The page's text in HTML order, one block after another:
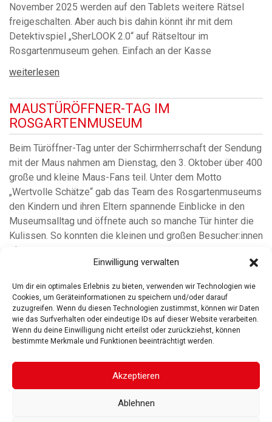
Einwilligung verwalten
Um dir ein optimales Erlebnis zu bieten, verwenden wir Technologien wie
Cookies, um Geräteinformationen zu speichern und/oder darauf
zuzugreifen. Wenn du diesen Technologien zustimmst, können wir Daten
wie das Surfverhalten oder eindeutige IDs auf dieser Website verarbeiten.
Wenn du deine Einwilligung nicht erteilst oder zurückziehst, können
bestimmte Merkmale und Funktionen beeinträchtigt werden.
Akzeptieren
Ablehnen
November 2025 werden auf den Tablets weitere Rätsel
freigeschalten. Aber auch bis dahin könnt ihr mit dem
Detektivspiel „SherLOOK 2.0“ auf Rätseltour im
Rosgartenmuseum gehen. Einfach an der Kasse
weiterlesen
MAUSTÜRÖFFNER-TAG IM
ROSGARTENMUSEUM
Beim Türöffner-Tag unter der Schirmherrschaft der Sendung
mit der Maus nahmen am Dienstag, den 3. Oktober über 400
große und kleine Maus-Fans teil. Unter dem Motto
„Wertvolle Schätze“ gab das Team des Rosgartenmuseums
den Kindern und ihren Eltern spannende Einblicke in den
Museumsalltag und öffnete auch so manche Tür hinter die
Kulissen. So konnten die kleinen und großen Besucher:innen
einen
ROSGARTENMUSEUM KONSTANZ
ROSGARTENSTRASSE
Gesellschaft der Freunde des Rosgartenmuseums. Alle Rechte vorbehalten